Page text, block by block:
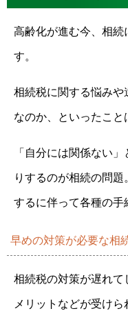
高齢化が進む今、相続
す。
相続税に関する悩みや
なのか、といったこと
「自分には関係ない
りするのが相続の問
するに伴って各種の手
早めの対策が必要な相
相続税の対策が遅れ
メリットなどが受けら